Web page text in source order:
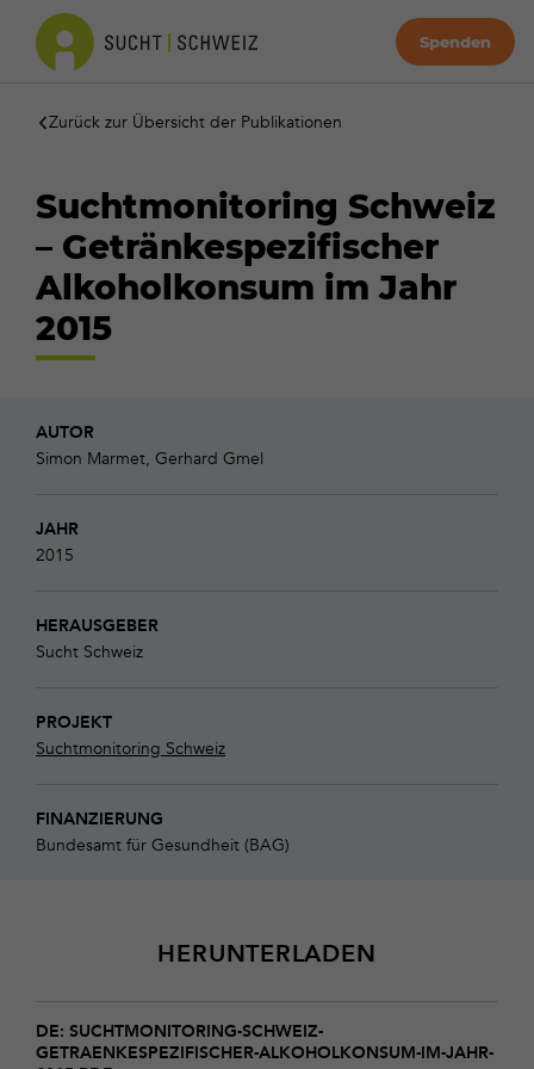
Spenden
Zurück zur Übersicht der Publikationen
Suchtmonitoring Schweiz
– Getränkespezifischer
Alkoholkonsum im Jahr
2015
AUTOR
Simon Marmet, Gerhard Gmel
JAHR
2015
HERAUSGEBER
Sucht Schweiz
PROJEKT
Suchtmonitoring Schweiz
FINANZIERUNG
Bundesamt für Gesundheit (BAG)
HERUNTERLADEN
DE: SUCHTMONITORING-SCHWEIZ-
GETRAENKESPEZIFISCHER-ALKOHOLKONSUM-IM-JAHR-
suchtmonitoring-
schweiz-